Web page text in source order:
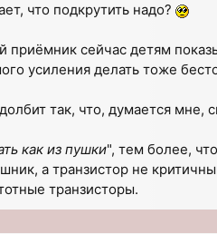
что подкрутить надо?
сейчас детям
усиления делать тоже
так, что, думается мне,
как из пушки", тем более,
а транзистор не
транзисторы.